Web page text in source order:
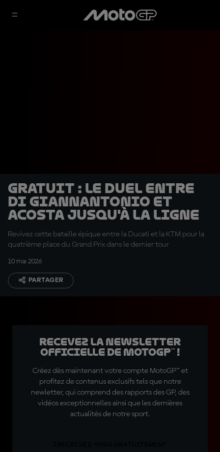
GRATUIT : le duel entre
Di Giannantonio et
Acosta jusqu'à la ligne
Revivez cette bataille épique entre la Ducati et la KTM pour la
quatrième place du Grand Prix dans le dernier tour
10 mai 2026
PARTAGER
Recevez la Newsletter
officielle de MotoGP™ !
Créez dès maintenant votre compte MotoGP™ et
profitez de contenus exclusifs tels que notre
newletter, qui comprend des rapports des GP, des
vidéos exceptionnelles ainsi que les dernières
actualités de notre sport.